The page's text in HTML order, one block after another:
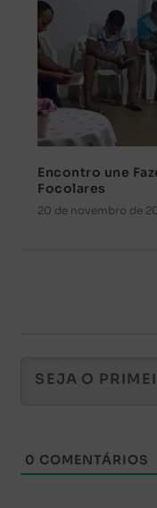
Encontro une
Focolares
20 de novembro de
0 COMENTÁRIOS